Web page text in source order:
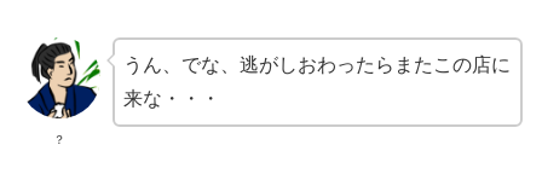
？
うん、でな、逃がしおわったらまたこの店に
来な・・・